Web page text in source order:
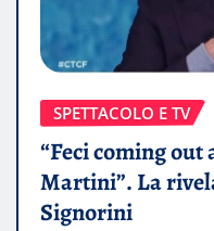
SPETTACOLO E TV
“Feci coming
Martini”. La
Signorini